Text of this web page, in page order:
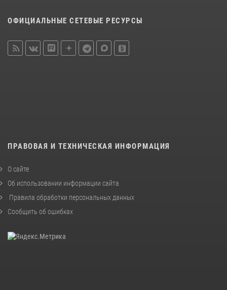
ОФИЦИАЛЬНЫЕ СЕТЕВЫЕ РЕСУРСЫ
ПРАВОВАЯ И ТЕХНИЧЕСКАЯ ИНФОРМАЦИЯ
О сайте
Об использовании информации сайта
Правила обработки персональных данных
Сообщить об ошибках